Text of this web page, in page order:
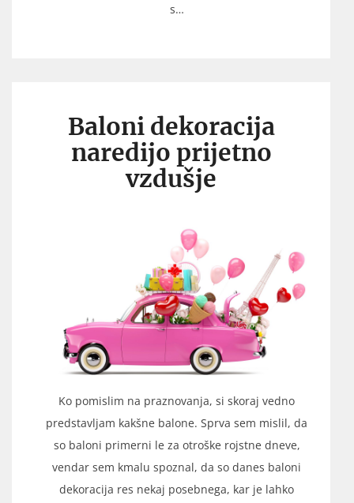
s…
Baloni dekoracija
naredijo prijetno
vzdušje
Ko pomislim na praznovanja, si skoraj vedno
predstavljam kakšne balone. Sprva sem mislil, da
so baloni primerni le za otroške rojstne dneve,
vendar sem kmalu spoznal, da so danes baloni
dekoracija res nekaj posebnega, kar je lahko